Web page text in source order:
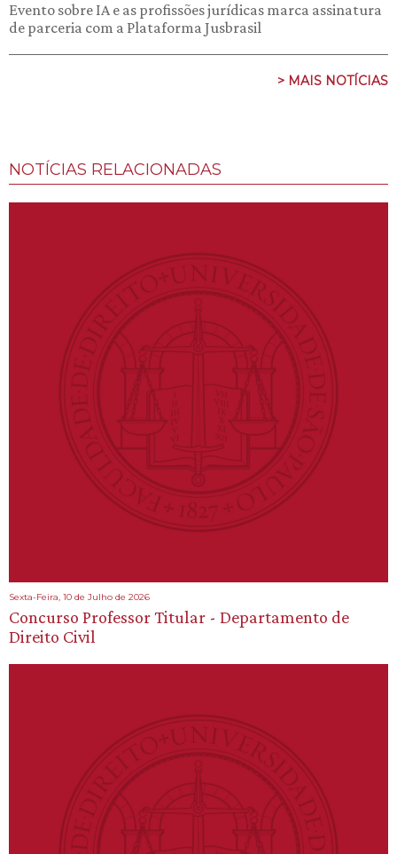
Evento sobre IA e as profissões jurídicas marca assinatura
de parceria com a Plataforma Jusbrasil
> MAIS NOTÍCIAS
NOTÍCIAS RELACIONADAS
Sexta-Feira, 10 de Julho de 2026
Concurso Professor Titular - Departamento de
Direito Civil